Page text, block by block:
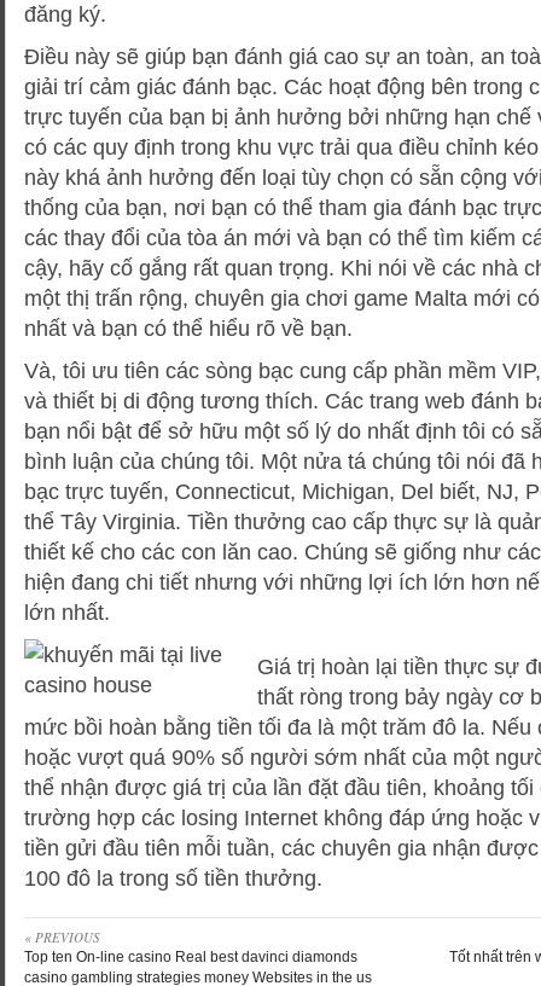
đăng ký.
Điều này sẽ giúp bạn đánh giá cao sự an toàn, an
giải trí cảm giác đánh bạc. Các hoạt động bên trong
trực tuyến của bạn bị ảnh hưởng bởi những hạn chế
có các quy định trong khu vực trải qua điều chỉnh
này khá ảnh hưởng đến loại tùy chọn có sẵn cộng
thống của bạn, nơi bạn có thể tham gia đánh bạc
các thay đổi của tòa án mới và bạn có thể tìm kiếm
cậy, hãy cố gắng rất quan trọng. Khi nói về các nhà
một thị trấn rộng, chuyên gia chơi game Malta mới
nhất và bạn có thể hiểu rõ về bạn.
Và, tôi ưu tiên các sòng bạc cung cấp phần mềm
và thiết bị di động tương thích. Các trang web đánh
bạn nổi bật để sở hữu một số lý do nhất định tôi có
bình luận của chúng tôi. Một nửa tá chúng tôi nói đã
bạc trực tuyến, Connecticut, Michigan, Del biết, NJ,
thể Tây Virginia. Tiền thưởng cao cấp thực sự là
thiết kế cho các con lăn cao. Chúng sẽ giống như
hiện đang chi tiết nhưng với những lợi ích lớn hơn
lớn nhất.
Giá trị hoàn lại tiền thực sự
thất ròng trong bảy ngày cơ
mức bồi hoàn bằng tiền tối đa là một trăm đô la. Nếu
hoặc vượt quá 90% số người sớm nhất của một
thể nhận được giá trị của lần đặt đầu tiên, khoảng tối
trường hợp các losing Internet không đáp ứng hoặc
tiền gửi đầu tiên mỗi tuần, các chuyên gia nhận
100 đô la trong số tiền thưởng.
« PREVIOUS
Top ten On-line casino Real best davinci diamonds
casino gambling strategies money Websites in the us
Tốt nhất trên